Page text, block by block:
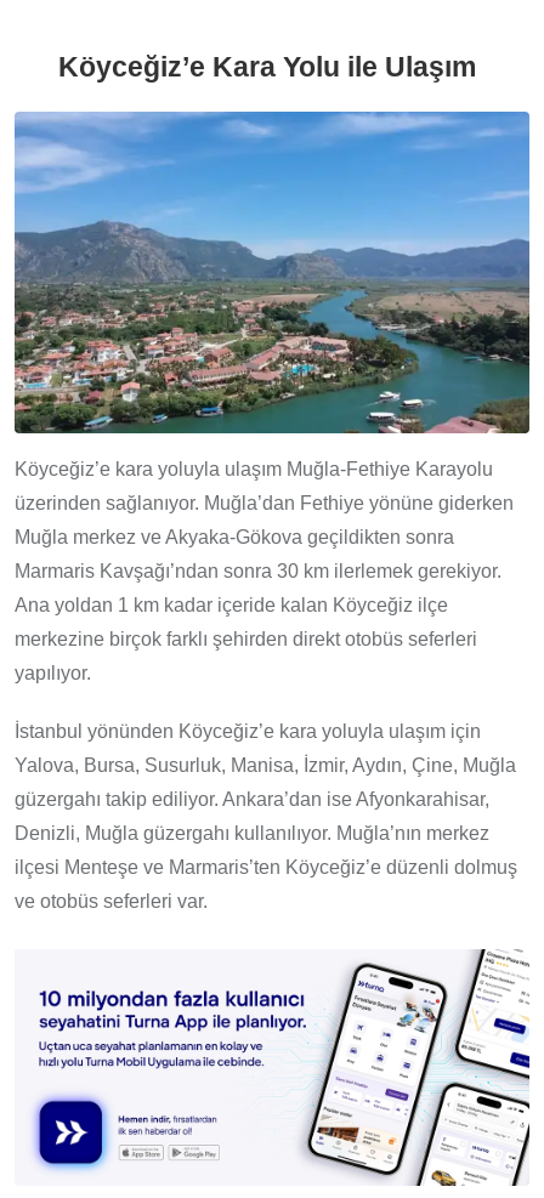
Köyceğiz’e Kara Yolu ile Ulaşım
Köyceğiz’e kara yoluyla ulaşım Muğla-Fethiye Karayolu
üzerinden sağlanıyor. Muğla’dan Fethiye yönüne giderken
Muğla merkez ve Akyaka-Gökova geçildikten sonra
Marmaris Kavşağı’ndan sonra 30 km ilerlemek gerekiyor.
Ana yoldan 1 km kadar içeride kalan Köyceğiz ilçe
merkezine birçok farklı şehirden direkt otobüs seferleri
yapılıyor.
İstanbul yönünden Köyceğiz’e kara yoluyla ulaşım için
Yalova, Bursa, Susurluk, Manisa, İzmir, Aydın, Çine, Muğla
güzergahı takip ediliyor. Ankara’dan ise Afyonkarahisar,
Denizli, Muğla güzergahı kullanılıyor. Muğla’nın merkez
ilçesi Menteşe ve Marmaris’ten Köyceğiz’e düzenli dolmuş
ve otobüs seferleri var.